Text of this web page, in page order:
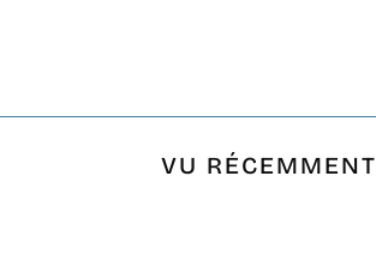
VU RÉCEMMENT